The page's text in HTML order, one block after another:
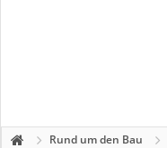
Rund um den Bau